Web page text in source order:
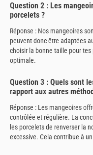
Question 2 : Les
porcelets ?
Réponse : Nos mangeoires
peuvent donc être adaptées
choisir la bonne taille pour
optimale.
Question 3 : Quels sont
rapport aux autres
Réponse : Les mangeoires
contrôlée et régulière. La
les porcelets de renverser la
excessive. Cela contribue à